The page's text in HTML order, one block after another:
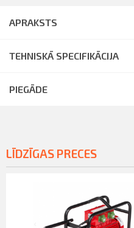
APRAKSTS
TEHNISKĀ SPECIFIKĀCIJA
PIEGĀDE
LĪDZĪGAS PRECES